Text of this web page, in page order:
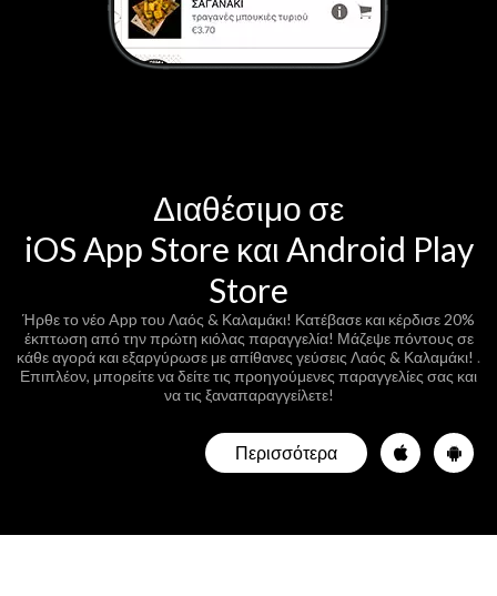
Διαθέσιμο σε
iOS App Store και Android Play
Store
Ήρθε το νέο App του Λαός & Καλαμάκι! Κατέβασε και κέρδισε 20%
έκπτωση από την πρώτη κιόλας παραγγελία! Μάζεψε πόντους σε
κάθε αγορά και εξαργύρωσε με απίθανες γεύσεις Λαός & Καλαμάκι! .
Επιπλέον, μπορείτε να δείτε τις προηγούμενες παραγγελίες σας και
να τις ξαναπαραγγείλετε!
Περισσότερα